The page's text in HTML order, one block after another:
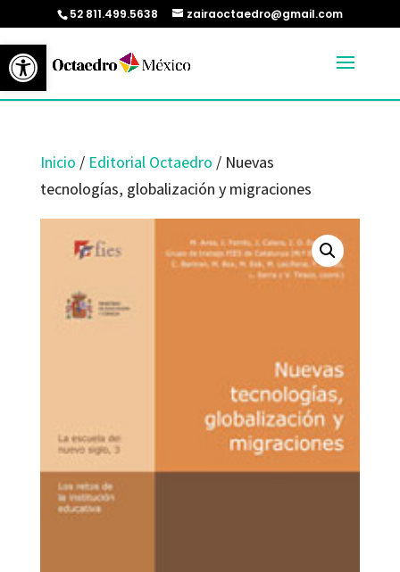
Abrir barra de herramientas
52 811.499.5638 zairaoctaedro@gmail.com
Inicio / Editorial Octaedro / Nuevas
tecnologías, globalización y migraciones